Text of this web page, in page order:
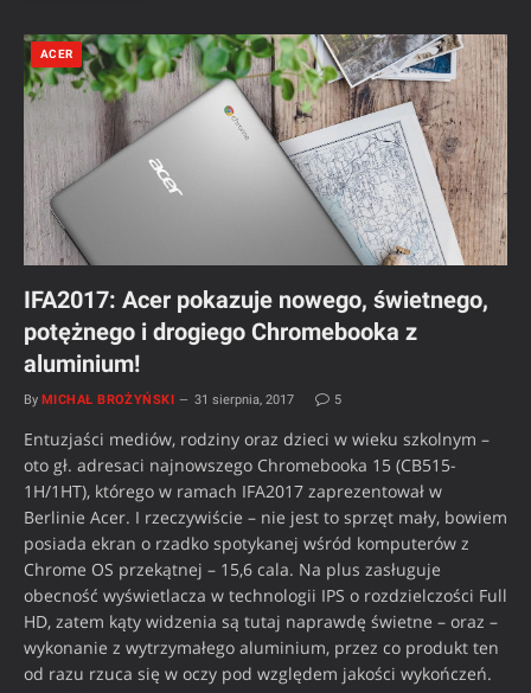
ACER
IFA2017: Acer pokazuje nowego, świetnego,
potężnego i drogiego Chromebooka z
aluminium!
By MICHAŁ BROŻYŃSKI 31 sierpnia, 2017 5
Entuzjaści mediów, rodziny oraz dzieci w wieku szkolnym –
oto gł. adresaci najnowszego Chromebooka 15 (CB515-
1H/1HT), którego w ramach IFA2017 zaprezentował w
Berlinie Acer. I rzeczywiście – nie jest to sprzęt mały, bowiem
posiada ekran o rzadko spotykanej wśród komputerów z
Chrome OS przekątnej – 15,6 cala. Na plus zasługuje
obecność wyświetlacza w technologii IPS o rozdzielczości Full
HD, zatem kąty widzenia są tutaj naprawdę świetne – oraz –
wykonanie z wytrzymałego aluminium, przez co produkt ten
od razu rzuca się w oczy pod względem jakości wykończeń.